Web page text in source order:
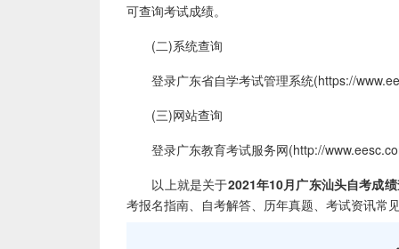
可查询考试成绩。
(二)系统查询
登录广东省自学考试管理系统(https://
(三)网站查询
登录广东教育考试服务网(http://
以上就是关于2021年10月广东汕头自考成
考报名指南、自考解答、历年真题、考试资讯常